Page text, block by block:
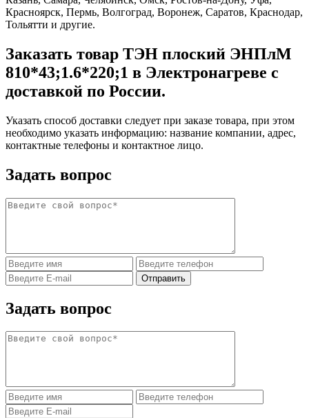
Красноярск, Пермь, Волгоград, Воронеж, Саратов, Краснодар,
Тольятти и другие.
Заказать товар ТЭН плоский ЭНПлМ
810*43;1.6*220;1 в Электронагреве с
доставкой по России.
Указать способ доставки следует при заказе товара, при этом
необходимо указать информацию: название компании, адрес,
контактные телефоны и контактное лицо.
Задать вопрос
Задать вопрос